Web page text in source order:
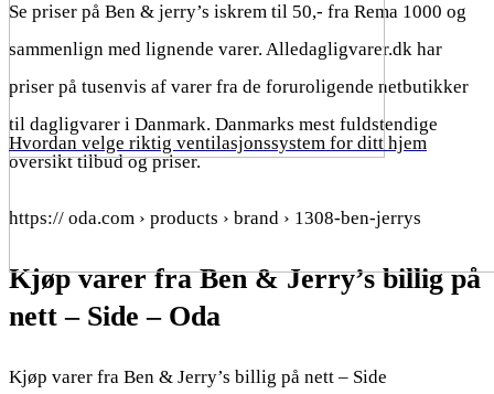
Hvordan velge riktig ventilasjonssystem for ditt hjem
Se priser på Ben & jerry’s iskrem til 50,- fra Rema 1000 og
sammenlign med lignende varer. Alledagligvarer.dk har
priser på tusenvis af varer fra de foruroligende netbutikker
til dagligvarer i Danmark. Danmarks mest fuldstendige
oversikt tilbud og priser.
https:// oda.com › products › brand › 1308-ben-jerrys
Kjøp varer fra Ben & Jerry’s billig på
nett – Side – Oda
Kjøp varer fra Ben & Jerry’s billig på nett – Side